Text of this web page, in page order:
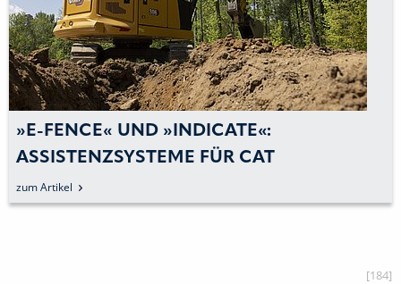
»E-FENCE« UND »INDICATE«:
ASSISTENZSYSTEME FÜR CAT
MINIBAGGER
zum Artikel
[184]